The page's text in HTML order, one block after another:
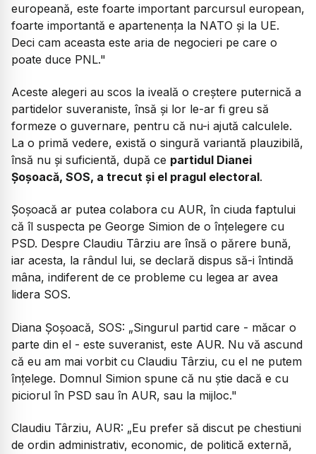
europeană, este foarte important parcursul european,
foarte importantă e apartenența la NATO și la UE.
Deci cam aceasta este aria de negocieri pe care o
poate duce PNL."
Aceste alegeri au scos la iveală o creștere puternică a
partidelor suveraniste, însă și lor le-ar fi greu să
formeze o guvernare, pentru că nu-i ajută calculele.
La o primă vedere, există o singură variantă plauzibilă,
însă nu și suficientă, după ce partidul Dianei
Șoșoacă, SOS, a trecut și el pragul electoral.
Șoșoacă ar putea colabora cu AUR, în ciuda faptului
că îl suspecta pe George Simion de o înțelegere cu
PSD. Despre Claudiu Târziu are însă o părere bună,
iar acesta, la rândul lui, se declară dispus să-i întindă
mâna, indiferent de ce probleme cu legea ar avea
lidera SOS.
Diana Șoșoacă, SOS: „Singurul partid care - măcar o
parte din el - este suveranist, este AUR. Nu vă ascund
că eu am mai vorbit cu Claudiu Târziu, cu el ne putem
înțelege. Domnul Simion spune că nu știe dacă e cu
piciorul în PSD sau în AUR, sau la mijloc."
Claudiu Târziu, AUR: „Eu prefer să discut pe chestiuni
de ordin administrativ, economic, de politică externă,